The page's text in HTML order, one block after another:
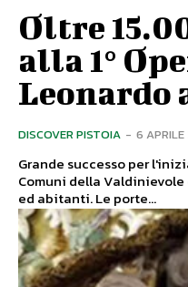
Oltre
alla 1°
Leonardo
DISCOVER PISTOIA - 6 APRILE
Grande successo per
Comuni della
ed abitanti. Le porte...